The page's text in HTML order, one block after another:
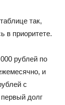
так,
в приоритете.
рублей по
и
с
долг